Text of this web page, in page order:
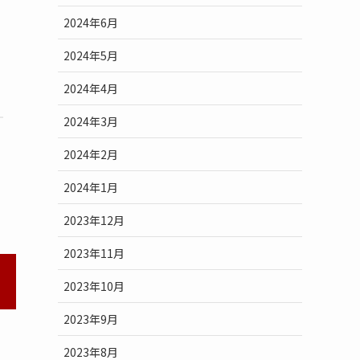
2024年6月
2024年5月
2024年4月
2024年3月
2024年2月
2024年1月
2023年12月
2023年11月
2023年10月
2023年9月
2023年8月